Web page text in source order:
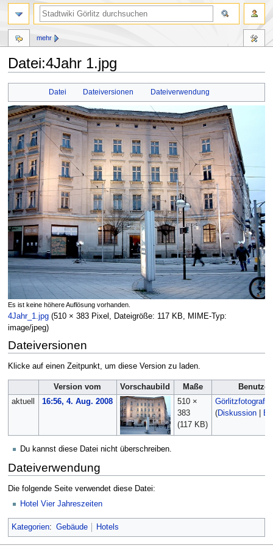
Datei:4Jahr 1.jpg
Navigation
springen
Suche
springen
Datei Dateiversionen Dateiverwendung
Es ist keine höhere Auflösung vorhanden.
4Jahr_1.jpg‎ (510 × 383 Pixel, Dateigröße: 117 KB, MIME-Typ:
image/jpeg)
Dateiversionen
Klicke auf einen Zeitpunkt, um diese Version zu laden.
Version vom Vorschaubild Maße
Benutzer
aktuell
16:56, 4. Aug. 2008
510 ×
383
(117 KB)
Görlitzfotograf
(Diskussion|
Du kannst diese Datei nicht überschreiben.
Dateiverwendung
Die folgende Seite verwendet diese Datei:
Hotel Vier Jahreszeiten
Kategorien: Gebäude Hotels
mehr